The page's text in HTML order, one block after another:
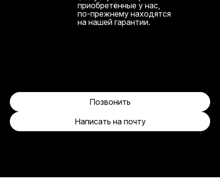
приобретённые у нас,
по-прежнему находятся
на нашей гарантии.
Написать на почту
Позвонить